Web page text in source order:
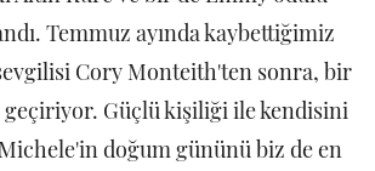
Temmuz ayında kaybettiğimiz
Cory Monteith'ten sonra, bir
Güçlü kişiliği ile kendisini
doğum gününü biz de en